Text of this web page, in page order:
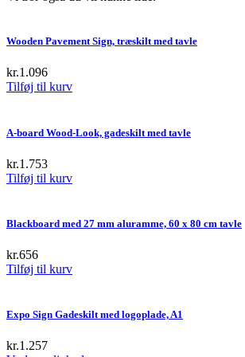
Wooden Pavement Sign, træskilt med tavle
kr.1.096
Tilføj til kurv
A-board Wood-Look, gadeskilt med tavle
kr.1.753
Tilføj til kurv
Blackboard med 27 mm aluramme, 60 x 80 cm tavle
kr.656
Tilføj til kurv
Expo Sign Gadeskilt med logoplade, A1
kr.1.257